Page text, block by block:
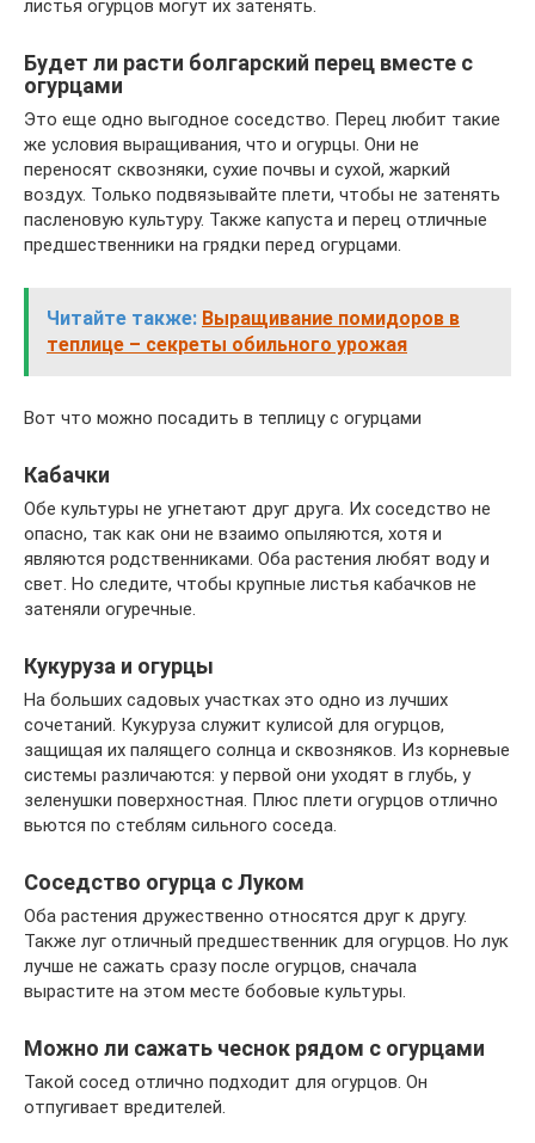
листья огурцов могут их затенять.
Будет ли расти болгарский перец вместе с
огурцами
Это еще одно выгодное соседство. Перец любит такие
же условия выращивания, что и огурцы. Они не
переносят сквозняки, сухие почвы и сухой, жаркий
воздух. Только подвязывайте плети, чтобы не затенять
пасленовую культуру. Также капуста и перец отличные
предшественники на грядки перед огурцами.
Читайте также: Выращивание помидоров в
теплице – секреты обильного урожая
Вот что можно посадить в теплицу с огурцами
Кабачки
Обе культуры не угнетают друг друга. Их соседство не
опасно, так как они не взаимо опыляются, хотя и
являются родственниками. Оба растения любят воду и
свет. Но следите, чтобы крупные листья кабачков не
затеняли огуречные.
Кукуруза и огурцы
На больших садовых участках это одно из лучших
сочетаний. Кукуруза служит кулисой для огурцов,
защищая их палящего солнца и сквозняков. Из корневые
системы различаются: у первой они уходят в глубь, у
зеленушки поверхностная. Плюс плети огурцов отлично
вьются по стеблям сильного соседа.
Соседство огурца с Луком
Оба растения дружественно относятся друг к другу.
Также луг отличный предшественник для огурцов. Но лук
лучше не сажать сразу после огурцов, сначала
вырастите на этом месте бобовые культуры.
Можно ли сажать чеснок рядом с огурцами
Такой сосед отлично подходит для огурцов. Он
отпугивает вредителей.